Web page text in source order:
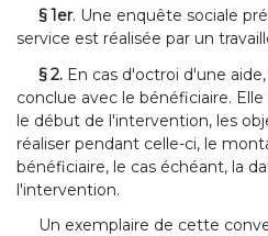
§ 1er. Une enquête sociale
service est réalisée par un
§ 2. En cas d'octroi d'une
conclue avec le bénéficiaire.
le début de l'intervention, les
réaliser pendant celle-ci, le
bénéficiaire, le cas échéant, la
l'intervention.
Un exemplaire de cette